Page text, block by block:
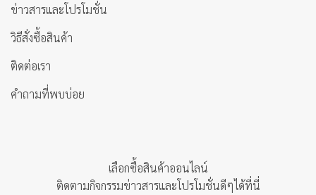
ข่าวสารและโปรโมชั่น
วิธีสั่งซื้อสินค้า
ติดต่อเรา
คำถามที่พบบ่อย
เลือกซื้อสินค้าออนไลน์
ติดตามกิจกรรมข่าวสารและโปรโมชั่นดีๆได้ที่นี่